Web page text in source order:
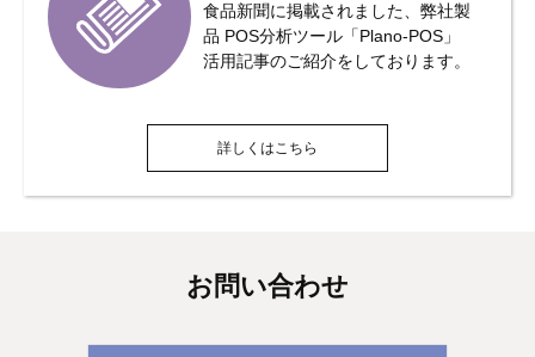
食品新聞に掲載されました、弊社製
品 POS分析ツール「Plano-POS」
活用記事のご紹介をしております。
詳しくはこちら
お問い合わせ